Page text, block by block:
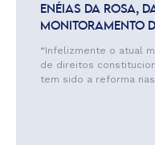
ENÉIAS DA ROSA,
MONITORAMENTO
“Infelizmente o atual
de direitos
tem sido a reforma